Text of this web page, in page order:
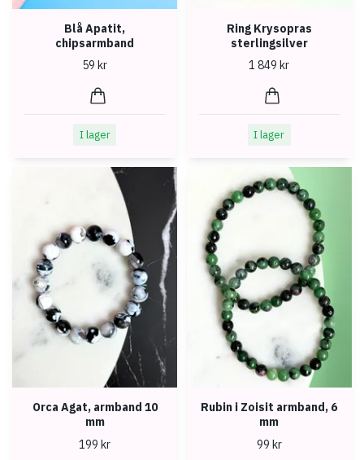
Blå Apatit,
chipsarmband
59 kr
I lager
Ring Krysopras
sterlingsilver
1 849 kr
I lager
Orca Agat, armband 10
mm
199 kr
Rubin i Zoisit armband, 6
mm
99 kr